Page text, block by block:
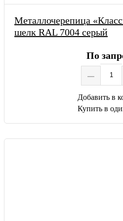
Металлочерепица
шелк RAL 7004 серый
По
–
Добавить в
Купить в